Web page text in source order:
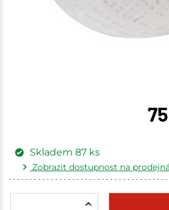
Skladem 87 ks
Zobrazit dostupnost na